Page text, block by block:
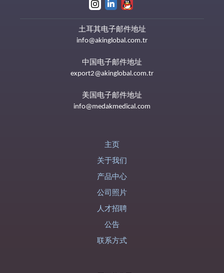
土耳其电子邮件地址
info@akinglobal.com.tr
中国电子邮件地址
export2@akinglobal.com.tr
美国电子邮件地址
info@medakmedical.com
主页
关于我们
产品中心
公司照片
人才招聘
公告
联系方式